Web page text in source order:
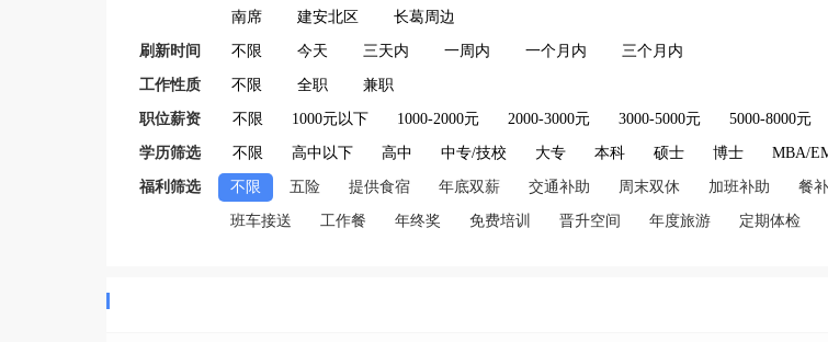
南席
建安北区 长葛周边
刷新时间 不限 今天 三天内 一周内 一个月内 三个月内
工作性质 不限 全职 兼职
职位薪资 不限 1000元以下 1000-2000元 2000-3000元 3000-5000元 5000-8000元
学历筛选 不限 高中以下 高中 中专/技校 大专 本科 硕士 博士 MBA/
福利筛选 不限 五险 提供食宿 年底双薪 交通补助 周末双休 加班补助 餐补
班车接送 工作餐 年终奖 免费培训 晋升空间 年度旅游 定期体检